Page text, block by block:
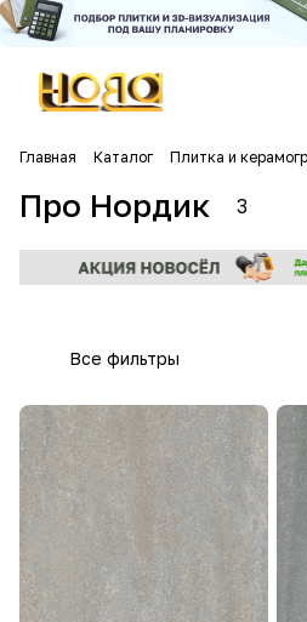
Главная Каталог Плитка и
Про Нордик 3
Все фильтры